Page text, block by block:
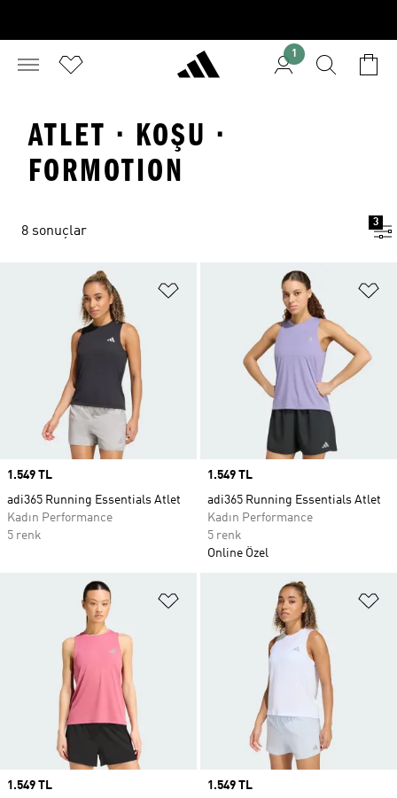
1
ATLET · KOŞU ·
FORMOTION
8 sonuçlar
3
Favori Listesine Ekle
Price
1.549 TL
adi365 Running Essentials Atlet
Kadın Performance
5 renk
Price
1.549 TL
adi365 Running Essentials Atlet
Kadın Performance
5 renk
Online Özel
Favori Listesine Ekle
Price
1.549 TL
Price
1.549 TL